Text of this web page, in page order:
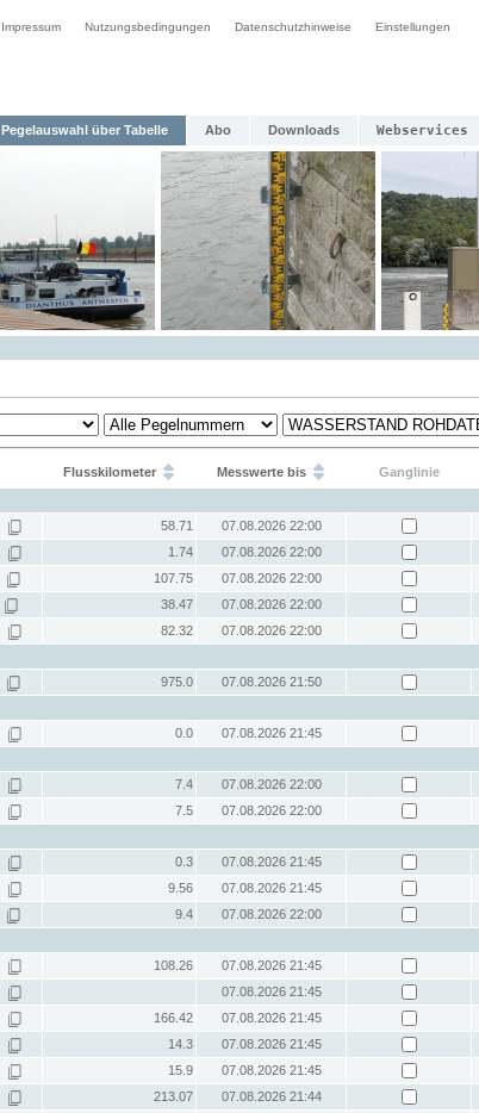
Impressum Nutzungsbedingungen Datenschutzhinweise Einstellungen
Pegelauswahl über Tabelle Abo Downloads Webservices
Flusskilometer Messwerte bis Ganglinie
58.71
07.08.2026 22:00
1.74
07.08.2026 22:00
107.75
07.08.2026 22:00
38.47
07.08.2026 22:00
82.32
07.08.2026 22:00
975.0
07.08.2026 21:50
0.0
07.08.2026 21:45
7.4
07.08.2026 22:00
7.5
07.08.2026 22:00
0.3
07.08.2026 21:45
9.56
07.08.2026 21:45
9.4
07.08.2026 22:00
108.26
07.08.2026 21:45
07.08.2026 21:45
166.42
07.08.2026 21:45
14.3
07.08.2026 21:45
15.9
07.08.2026 21:45
213.07
07.08.2026 21:44